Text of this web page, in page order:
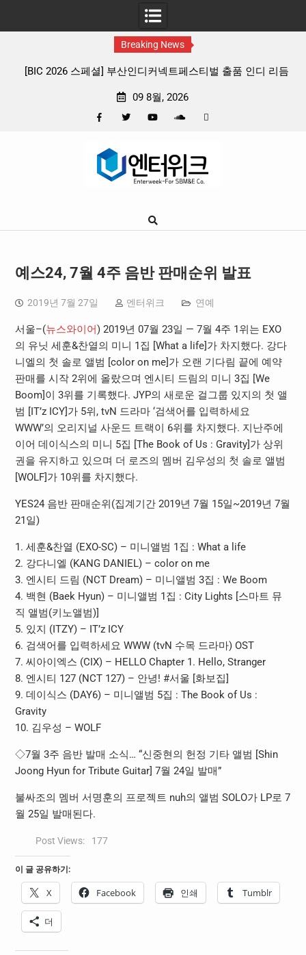
Breaking News
셜] 부산인디커넥트페스티벌 출품 인디 리듬
판타지 케이팝 애
09 8월, 2026
Google
예스24, 7월 4주 음반 판매순위 발표
2019년 7월 27일 엔터위크 연예
서울–(뉴스와이어) 2019년 07월 23일 — 7월 4주 1위는 EXO
의 유닛 세훈&찬열의 미니 1집 [What a life]가 차지했다. 강다
니엘의 첫 솔로 앨범 [color on me]가 오랜 기다림 끝에 예약
판매를 시작 2위에 올랐으며 엔시티 드림의 미니 3집 [We
Boom]이 3위를 기록했다. JYP의 새로운 걸그룹 있지의 첫 앨
범 [IT’z ICY]가 5위, tvN 드라마 ‘검색어를 입력하세요
WWW’의 오리지널 사운드 트랙이 6위를 차지했다. 지난주에
이어 데이식스의 미니 5집 [The Book of Us : Gravity]가 상위
권을 유지하고 있으며 더 로즈의 멤버 김우성의 첫 솔로 앨범
[WOLF]가 10위를 차지했다.
YES24 음반 판매순위(집계기간 2019년 7월 15일~2019년 7월
21일)
1. 세훈&찬열 (EXO-SC) – 미니앨범 1집 : What a life
2. 강다니엘 (KANG DANIEL) – color on me
3. 엔시티 드림 (NCT Dream) – 미니앨범 3집 : We Boom
4. 백현 (Baek Hyun) – 미니앨범 1집 : City Lights [스마트 뮤
직 앨범(키노앨범)]
5. 있지 (ITZY) – IT’z ICY
6. 검색어를 입력하세요 WWW (tvN 수목 드라마) OST
7. 씨아이엑스 (CIX) – HELLO Chapter 1. Hello, Stranger
8. 엔시티 127 (NCT 127) – 안녕! #서울 [화보집]
9. 데이식스 (DAY6) – 미니앨범 5집 : The Book of Us :
Gravity
10. 김우성 – WOLF
◇7월 3주 음반 발매 소식… “신중현의 헌정 기타 앨범 [Shin
Joong Hyun for Tribute Guitar] 7월 24일 발매”
불싸조의 멤버 서명훈의 프로젝트 nuh의 앨범 SOLO가 LP로 7
월 25일 발매된다.
Post Views: 177
이 글 공유하기:
X Facebook 인쇄 Tumblr
더